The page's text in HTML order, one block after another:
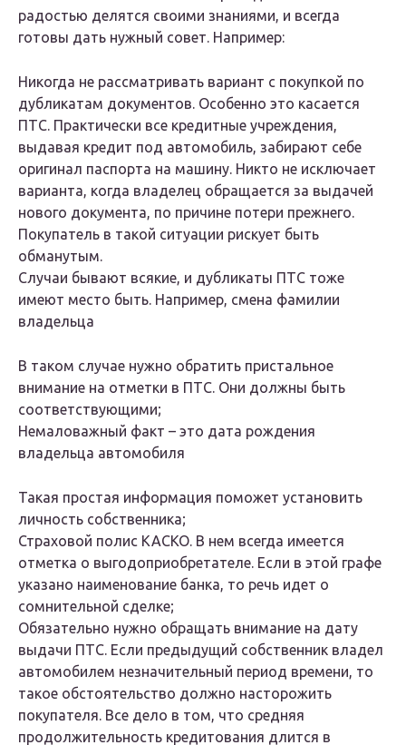
радостью делятся своими знаниями, и всегда
готовы дать нужный совет. Например:
Никогда не рассматривать вариант с покупкой по
дубликатам документов. Особенно это касается
ПТС. Практически все кредитные учреждения,
выдавая кредит под автомобиль, забирают себе
оригинал паспорта на машину. Никто не исключает
варианта, когда владелец обращается за выдачей
нового документа, по причине потери прежнего.
Покупатель в такой ситуации рискует быть
обманутым.
Случаи бывают всякие, и дубликаты ПТС тоже
имеют место быть. Например, смена фамилии
владельца
В таком случае нужно обратить пристальное
внимание на отметки в ПТС. Они должны быть
соответствующими;
Немаловажный факт – это дата рождения
владельца автомобиля
Такая простая информация поможет установить
личность собственника;
Страховой полис КАСКО. В нем всегда имеется
отметка о выгодоприобретателе. Если в этой графе
указано наименование банка, то речь идет о
сомнительной сделке;
Обязательно нужно обращать внимание на дату
выдачи ПТС. Если предыдущий собственник владел
автомобилем незначительный период времени, то
такое обстоятельство должно насторожить
покупателя. Все дело в том, что средняя
продолжительность кредитования длится в